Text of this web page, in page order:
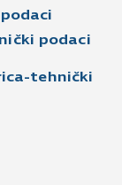
podaci
tehnički